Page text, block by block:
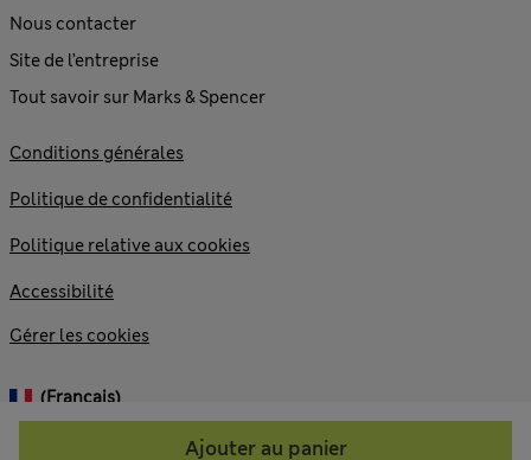
Ajouter au panier
Nous contacter
Site de l’entreprise
Tout savoir sur Marks & Spencer
Conditions générales
Politique de confidentialité
Politique relative aux cookies
Accessibilité
Gérer les cookies
(français)